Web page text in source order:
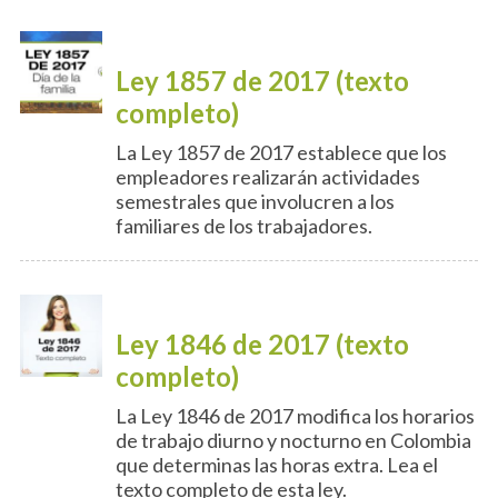
Ley 1857 de 2017 (texto
completo)
La Ley 1857 de 2017 establece que los
empleadores realizarán actividades
semestrales que involucren a los
familiares de los trabajadores.
Ley 1846 de 2017 (texto
completo)
La Ley 1846 de 2017 modifica los horarios
de trabajo diurno y nocturno en Colombia
que determinas las horas extra. Lea el
texto completo de esta ley.